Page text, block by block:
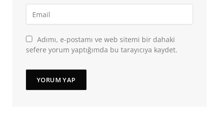
Adımı, e-postamı ve web sitemi bir dahaki
sefere yorum yaptığımda bu tarayıcıya kaydet.